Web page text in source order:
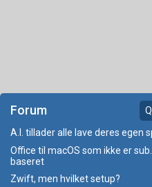
Forum
A.I. tillader alle lave deres egen
Office til macOS som ikke er sub.
baseret
Zwift, men hvilket setup?